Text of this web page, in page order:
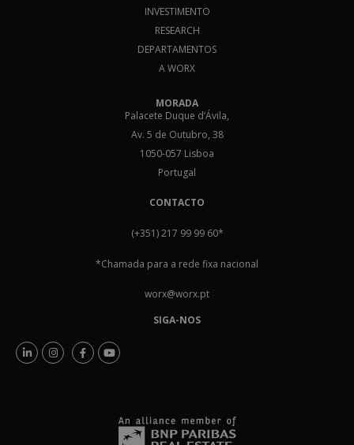
INVESTIMENTO
RESEARCH
DEPARTAMENTOS
A WORX
MORADA
Palacete Duque d’Ávila,
Av. 5 de Outubro, 38
1050-057 Lisboa
Portugal
CONTACTO
(+351) 217 99 99 60*
*Chamada para a rede fixa nacional
worx@worx.pt
SIGA-NOS